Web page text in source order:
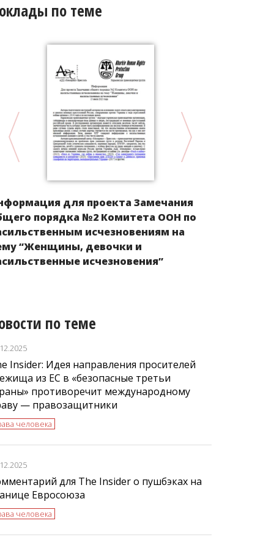
по теме
для проекта Замечания
порядка №2 Комитета ООН по
исчезновениям на
“Женщины, девочки и
исчезновения”
по теме
Insider: Идея направления просителей
из ЕС в «безопасные третьи
противоречит международному
— правозащитники
человека
для The Insider о пушбэках на
Евросоюза
человека